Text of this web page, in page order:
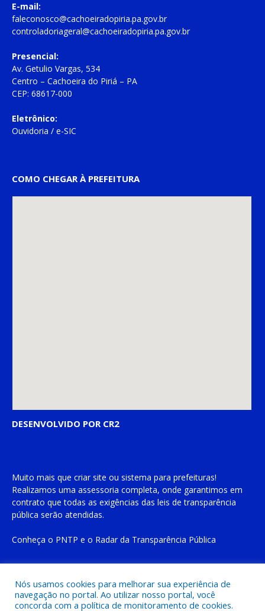
E-mail:
faleconosco@cachoeiradopiria.pa.gov.br
controladoriageral@cachoeiradopiria.pa.gov.br
Presencial:
Av. Getulio Vargas, 534
Centro – Cachoeira do Piriá – PA
CEP: 68617-000
Eletrônico:
Ouvidoria / e-SIC
COMO CHEGAR À PREFEITURA
DESENVOLVIDO POR CR2
Muito mais que criar site ou sistema para prefeituras!
Realizamos uma assessoria completa, onde garantimos em
contrato que todas as exigências das leis de transparência
pública serão atendidas.
Conheça o PNTP e o Radar da Transparência Pública
Todos os direitos reservados a Prefeitura Municipal de Cachoeira
do Piriá
Nós usamos cookies para melhorar sua experiência de
navegação no portal. Ao utilizar nosso portal, você
concorda com a política de monitoramento de cookies.